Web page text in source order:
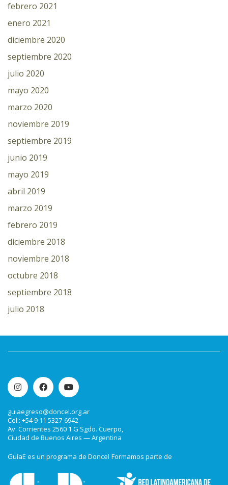
febrero 2021
enero 2021
diciembre 2020
septiembre 2020
julio 2020
mayo 2020
marzo 2020
noviembre 2019
septiembre 2019
junio 2019
mayo 2019
abril 2019
marzo 2019
febrero 2019
diciembre 2018
noviembre 2018
octubre 2018
septiembre 2018
julio 2018
guiaegreso@doncel.org.ar
Cel.: +54 9 11 5327-6942
Av. Corrientes 2560 1 G Sgdo. Cuerpo,
Ciudad de Buenos Aires — Argentina
GuíaE es un programa de Doncel Formamos parte de